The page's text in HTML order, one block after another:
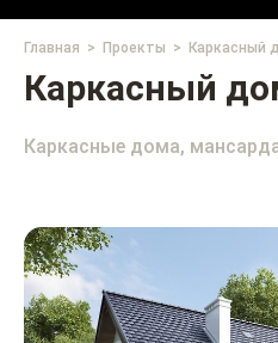
Главная Проекты Каркасный
Каркасный
Каркасные дома,